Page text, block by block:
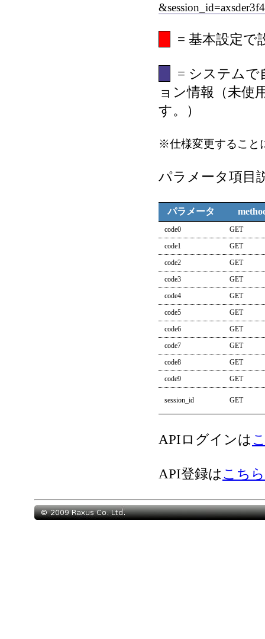
= 基本設定で
= システムで
ョン情報（未使
す。）
※仕様変更すること
パラメータ項目
パラメータ
code0
GET
code1
GET
code2
GET
code3
GET
code4
GET
code5
GET
code6
GET
code7
GET
code8
GET
code9
GET
session_id GET
APIログインは
API登録はこちら